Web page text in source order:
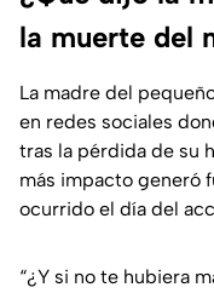
la muerte del
La madre del
en redes sociales
tras la pérdida de su
más impacto generó
ocurrido el día del
“¿Y si no te hubiera